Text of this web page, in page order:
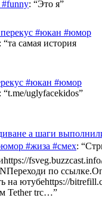
: “Это я”
#юкан #юмор
: “та самая история
#юкан #юмор
: “t.me/uglyfacekidos”
а шаги
#жиза #смех: “
по
ютубеhttps://
Tether trc…”